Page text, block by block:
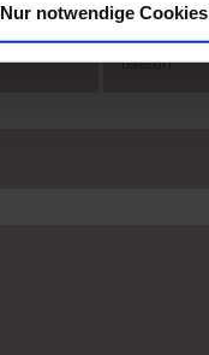
Nur notwendige Cookies